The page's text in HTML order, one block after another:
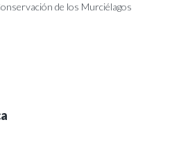
de los Murciélagos